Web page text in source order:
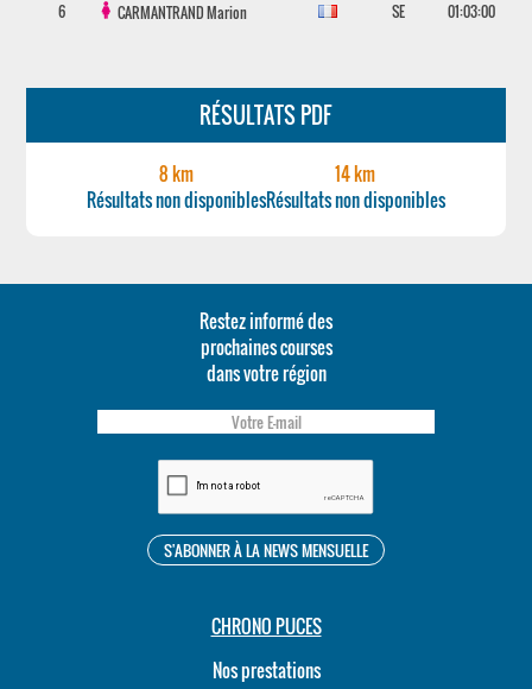
6
CARMANTRANDMarion SE 01:03:00
RÉSULTATS PDF
8 km
Résultats non disponibles
14 km
Résultats non disponibles
Restez informé des
prochaines courses
dans votre région
CHRONO PUCES
Nos prestations